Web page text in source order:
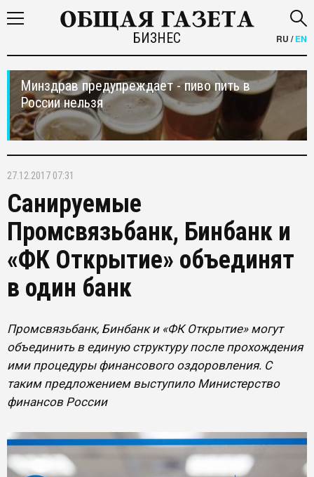
БИЗНЕС RU /EN
Минздрав предупреждает - пиво пить в
России нельзя
27.12.2017 07:31
Санируемые
Промсвязьбанк, Бинбанк и
«ФК Открытие» объединят
в один банк
Промсвязьбанк, Бинбанк и «ФК Открытие» могут
объединить в единую структуру после прохождения
ими процедуры финансового оздоровления. С
таким предложением выступило Министерство
финансов России